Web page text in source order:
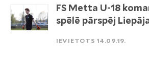
FS Metta U-18
spēlē pārspēj
IEVIETOTS 14.09.19.